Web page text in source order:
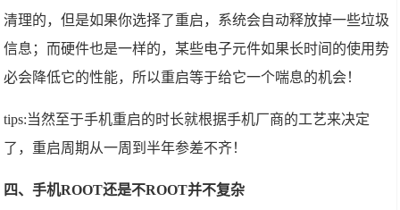
清理的，但是如果你选择了重启，系统会自动释放掉一些垃圾
信息；而硬件也是一样的，某些电子元件如果长时间的使用势
必会降低它的性能，所以重启等于给它一个喘息的机会！
tips:当然至于手机重启的时长就根据手机厂商的工艺来决定
了，重启周期从一周到半年参差不齐！
四、手机ROOT还是不ROOT并不复杂